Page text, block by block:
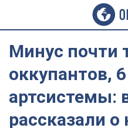
Минус почти
оккупантов,
артсистемы:
рассказали